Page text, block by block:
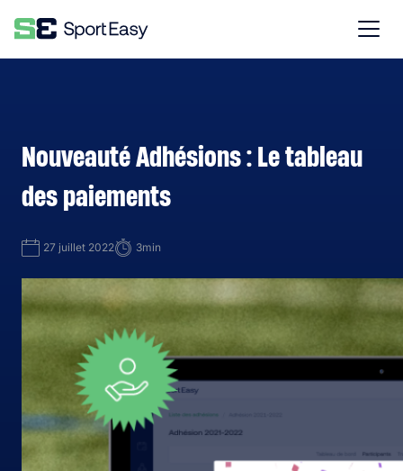
Nouveauté Adhésions : Le tableau
des paiements
27 juillet 2022 3min